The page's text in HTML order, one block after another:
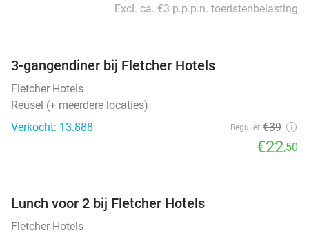
Excl. ca. €3 p.p.p.n. toeristenbelasting
3-gangendiner bij Fletcher Hotels
Fletcher Hotels
Reusel (+ meerdere locaties)
Verkocht: 13.888
Regulier €39
€22,50
Lunch voor 2 bij Fletcher Hotels
Fletcher Hotels